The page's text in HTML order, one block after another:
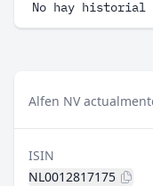
No hay historial
Alfen NV
ISIN
NL0012817175